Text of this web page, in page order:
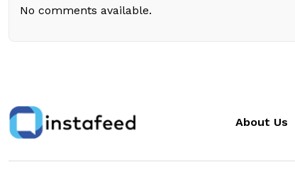
No comments available.
About Us